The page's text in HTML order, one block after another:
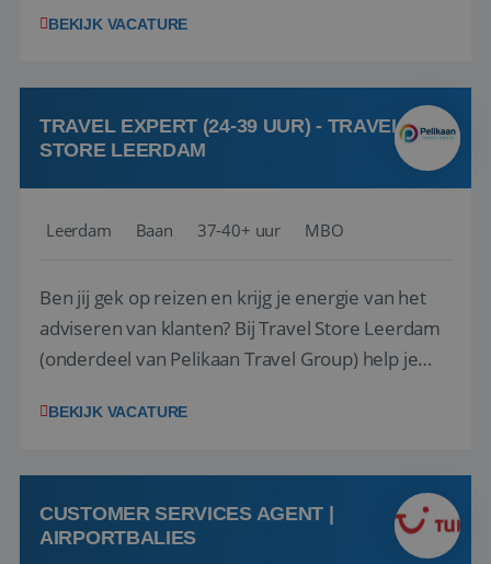
(onderdeel van Pelikaan Travel Group) zoeken
team het reisbureau verder...
BEKIJK VACATURE
TRAVEL EXPERT (24-39 UUR) - TRAVEL
STORE LEERDAM
Leerdam Baan 37-40+ uur MBO
Ben jij gek op reizen en krijg je energie van het
adviseren van klanten? Bij Travel Store Leerdam
(onderdeel van Pelikaan Travel Group) help je
vinden. Samen maken we van elke reis een
hebt in de reisbranche of j...
BEKIJK VACATURE
CUSTOMER SERVICES AGENT |
AIRPORTBALIES